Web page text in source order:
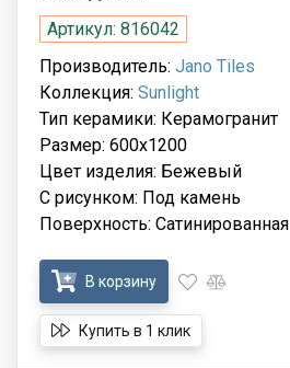
Артикул: 816042
Производитель: Jano Tiles
Коллекция: Sunlight
Тип керамики: Керамогранит
Размер: 600x1200
Цвет изделия: Бежевый
С рисунком: Под камень
Поверхность: Сатинированная
В корзину
Купить в 1 клик